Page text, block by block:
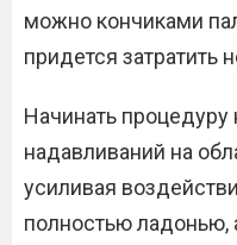
можно кончиками
придется затратить
Начинать процедуру
надавливаний на
усиливая
полностью